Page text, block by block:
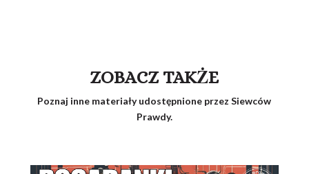
ZOBACZ TAKŻE
Poznaj inne materiały udostępnione przez Siewców
Prawdy.